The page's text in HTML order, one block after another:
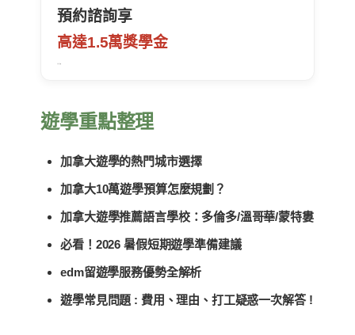
預約諮詢享
高達1.5萬獎學金
遊學重點整理
加拿大遊學的熱門城市選擇
加拿大10萬遊學預算怎麼規劃？
加拿大遊學推薦語言學校：多倫多/溫哥華/蒙特婁
必看！2026 暑假短期遊學準備建議
edm留遊學服務優勢全解析
遊學常見問題 : 費用、理由、打工疑惑一次解答 !